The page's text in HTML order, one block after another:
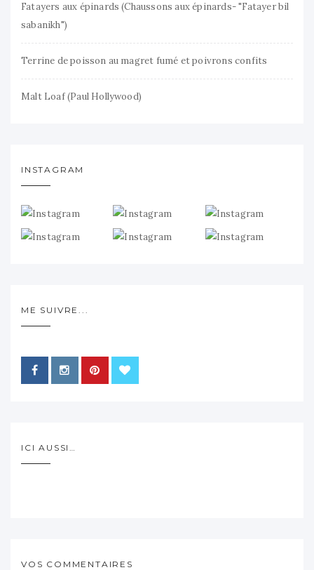
Fatayers aux épinards (Chaussons aux épinards- "Fatayer bil
sabanikh")
Terrine de poisson au magret fumé et poivrons confits
Malt Loaf (Paul Hollywood)
INSTAGRAM
ME SUIVRE...
ICI AUSSI…
VOS COMMENTAIRES